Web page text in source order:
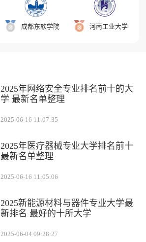
成都东软学院 河南工业大学
2025年网络安全专业排名前十的大
学 最新名单整理
2025-06-16 11:07:35
2025年医疗器械专业大学排名前十
最新名单整理
2025-06-16 11:05:06
2025新能源材料与器件专业大学最
新排名 最好的十所大学
2025-06-04 09:28:27